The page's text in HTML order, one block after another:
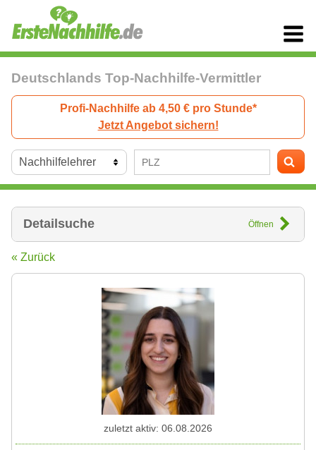
Deutschlands Top-Nachhilfe-Vermittler
Profi-Nachhilfe ab 4,50 € pro Stunde*
Jetzt Angebot sichern!
Detailsuche Öffnen
« Zurück
zuletzt aktiv: 06.08.2026